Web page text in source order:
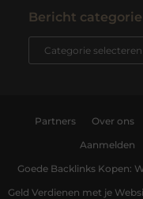
Bericht categorie
Partners Over ons
Aanmelden
Goede Backlinks Kopen:
Geld Verdienen met je